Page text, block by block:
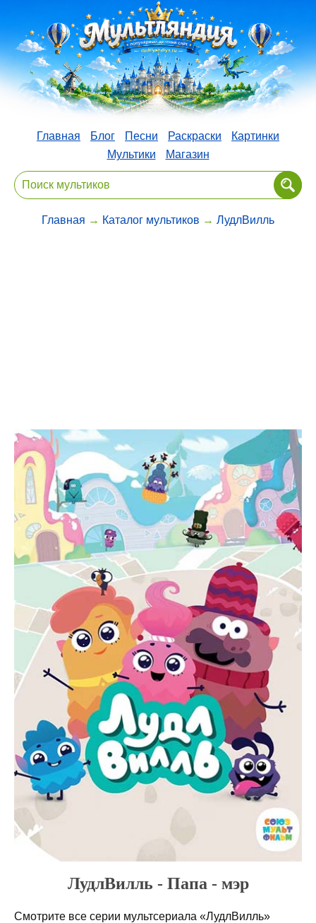
Главная Блог Песни Раскраски
Картинки
Мультики
Магазин
Главная → Каталог мультиков → ЛудлВилль
ЛудлВилль - Папа - мэр
Смотрите все серии мультсериала «ЛудлВилль»